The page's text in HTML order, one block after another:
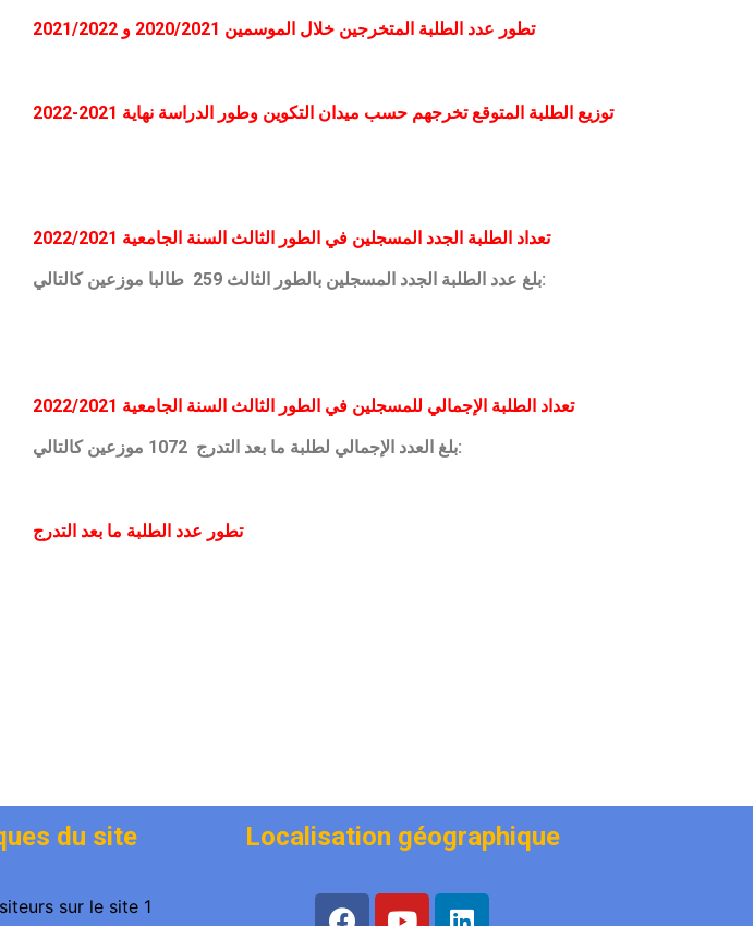
تطور عدد الطلبة المتخرجين خلال الموسمين 2020/2021 و 2021/2022
توزيع الطلبة المتوقع تخرجهم حسب ميدان التكوين وطور الدراسة نهاية 2021-2022
تعداد الطلبة الجدد المسجلين في الطور الثالث السنة الجامعية 2022/2021
بلغ عدد الطلبة الجدد المسجلين بالطور الثالث 259 طالبا موزعين كالتالي:
تعداد الطلبة الإجمالي للمسجلين في الطور الثالث السنة الجامعية 2022/2021
بلغ العدد الإجمالي لطلبة ما بعد التدرج 1072 موزعين كالتالي:
تطور عدد الطلبة ما بعد التدرج
du site
sur le site 1
Localisation géographique